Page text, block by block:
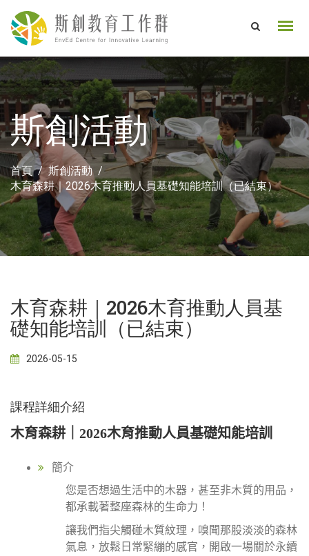
斯創活動
首頁
斯創活動
木育森耕｜2026木育推動人員基礎知能培訓（已結束）
木育森耕｜2026木育推動人員基
礎知能培訓（已結束）
2026-05-15
課程詳細介紹
木育森耕｜2026木育推動人員基礎知能培訓
簡介
您是否想過生活中的木器，甚至非木質的用品，
都承載著整座森林的生命力！
讓我們指尖觸碰木質紋理，嗅聞那股淡淡的森林
氣息，放鬆日常緊繃的感官，開啟一場關於永續